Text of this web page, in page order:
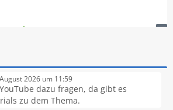
2
wird beim Starten gelöscht
31. Juli 2026 um 21:53
2026 um 11:59
dazu fragen, da gibt es
zu dem Thema.